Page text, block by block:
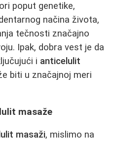
poput genetike,
načina života,
tečnosti značajno
Ipak, dobra vest je da
i anticelulit
biti u značajnoj meri
masaže
masaži, mislimo na